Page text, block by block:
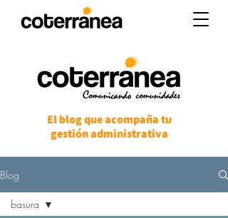
El blog que acompaña tu
gestión administrativa
Blog
basura